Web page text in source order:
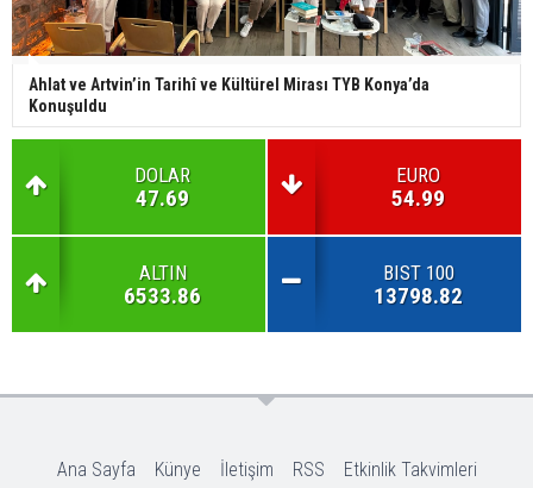
Ahlat ve Artvin’in Tarihî ve Kültürel Mirası TYB Konya’da
Konuşuldu
DOLAR
47.69
EURO
54.99
ALTIN
6533.86
BIST 100
13798.82
Ana Sayfa Künye İletişim RSS Etkinlik Takvimleri